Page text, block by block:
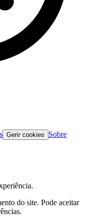
Gerir cookies Sobre
do site. Pode aceitar